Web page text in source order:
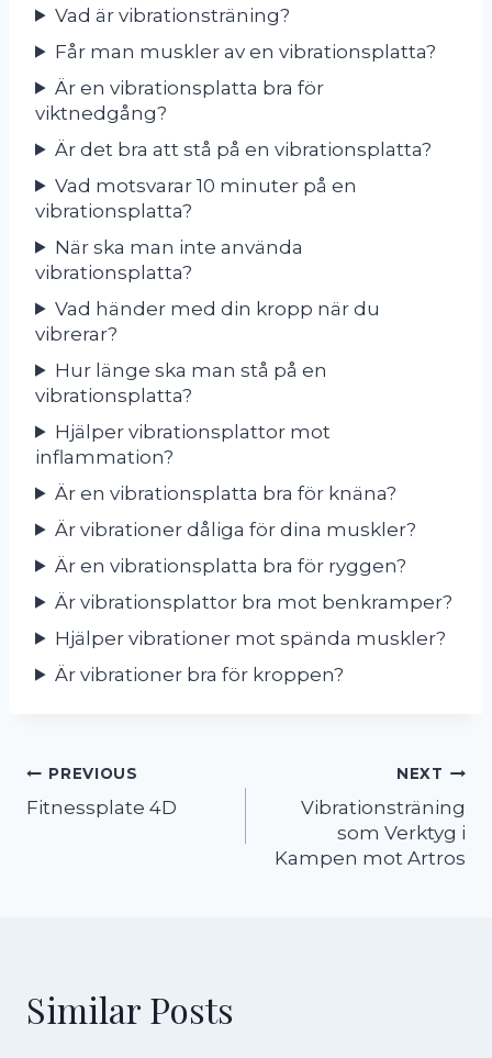
Vad är vibrationsträning?
Får man muskler av en vibrationsplatta?
Är en vibrationsplatta bra för
viktnedgång?
Är det bra att stå på en vibrationsplatta?
Vad motsvarar 10 minuter på en
vibrationsplatta?
När ska man inte använda
vibrationsplatta?
Vad händer med din kropp när du
vibrerar?
Hur länge ska man stå på en
vibrationsplatta?
Hjälper vibrationsplattor mot
inflammation?
Är en vibrationsplatta bra för knäna?
Är vibrationer dåliga för dina muskler?
Är en vibrationsplatta bra för ryggen?
Är vibrationsplattor bra mot benkramper?
Hjälper vibrationer mot spända muskler?
Är vibrationer bra för kroppen?
Inläggsnavigering
PREVIOUS
Fitnessplate 4D
NEXT
Vibrationsträning
som Verktyg i
Kampen mot Artros
Similar Posts